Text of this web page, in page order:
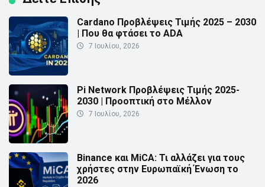
Cardano Προβλέψεις Τιμής 2025 – 2030
| Που θα φτάσει το ADA
7 Ιουλίου, 2026
Pi Network Προβλέψεις Τιμής 2025-
2030 | Προοπτική στο Μέλλον
7 Ιουλίου, 2026
Binance και MiCA: Τι αλλάζει για τους
χρήστες στην Ευρωπαϊκή Ένωση το
2026